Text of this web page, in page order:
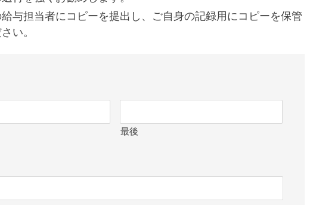
給与担当者にコピーを提出し、ご自身の記録用にコピーを保管
い。
最後